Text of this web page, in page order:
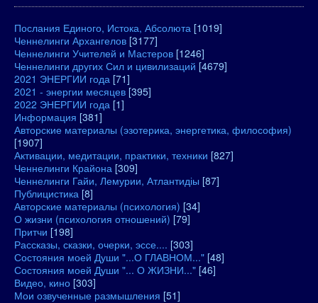
Послания Единого, Истока, Абсолюта [1019]
Ченнелинги Архангелов [3177]
Ченнелинги Учителей и Мастеров [1246]
Ченнелинги других Сил и цивилизаций [4679]
2021 ЭНЕРГИИ года [71]
2021 - энергии месяцев [395]
2022 ЭНЕРГИИ года [1]
Информация [381]
Авторские материалы (эзотерика, энергетика, философия)
[1907]
Активации, медитации, практики, техники [827]
Ченнелинги Крайона [309]
Ченнелинги Гайи, Лемурии, Атлантидіы [87]
Публицистика [8]
Авторские материалы (психология) [34]
О жизни (психология отношений) [79]
Притчи [198]
Рассказы, сказки, очерки, эссе.... [303]
Состояния моей Души "...О ГЛАВНОМ..." [48]
Состояния моей Души "... О ЖИЗНИ..." [46]
Видео, кино [303]
Мои озвученные размышления [51]